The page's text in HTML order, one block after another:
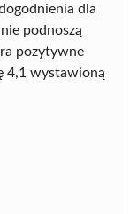
dla
podnoszą
pozytywne
4,1 wystawioną